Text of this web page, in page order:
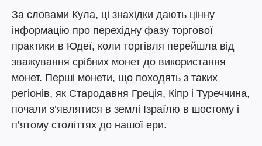
За словами Кула, ці знахідки дають цінну
інформацію про перехідну фазу торгової
практики в Юдеї, коли торгівля перейшла від
зважування срібних монет до використання
монет. Перші монети, що походять з таких
регіонів, як Стародавня Греція, Кіпр і Туреччина,
почали з’являтися в землі Ізраїлю в шостому і
п’ятому століттях до нашої ери.